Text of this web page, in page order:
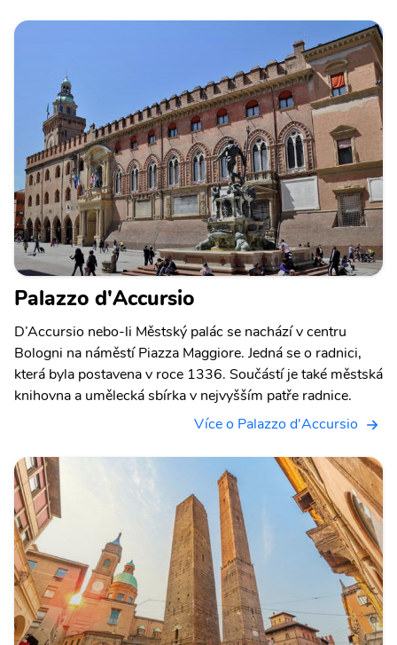
Palazzo d'Accursio
D’Accursio nebo-li Městský palác se nachází v centru
Bologni na náměstí Piazza Maggiore. Jedná se o radnici,
která byla postavena v roce 1336. Součástí je také městská
knihovna a umělecká sbírka v nejvyšším patře radnice.
Více o Palazzo d'Accursio